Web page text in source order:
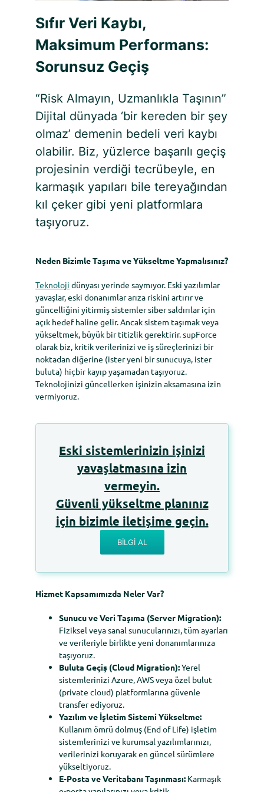
Sıfır Veri Kaybı,
Maksimum Performans:
Sorunsuz Geçiş
“Risk Almayın, Uzmanlıkla Taşının”
Dijital dünyada ‘bir kereden bir şey
olmaz’ demenin bedeli veri kaybı
olabilir. Biz, yüzlerce başarılı geçiş
projesinin verdiği tecrübeyle, en
karmaşık yapıları bile tereyağından
kıl çeker gibi yeni platformlara
taşıyoruz.
Neden Bizimle Taşıma ve Yükseltme Yapmalısınız?
Teknoloji dünyası yerinde saymıyor. Eski yazılımlar
yavaşlar, eski donanımlar arıza riskini artırır ve
güncelliğini yitirmiş sistemler siber saldırılar için
açık hedef haline gelir. Ancak sistem taşımak veya
yükseltmek, büyük bir titizlik gerektirir. supForce
olarak biz, kritik verilerinizi ve iş süreçlerinizi bir
noktadan diğerine (ister yeni bir sunucuya, ister
buluta) hiçbir kayıp yaşamadan taşıyoruz.
Teknolojinizi güncellerken işinizin aksamasına izin
vermiyoruz.
Eski sistemlerinizin işinizi
yavaşlatmasına izin
vermeyin.
Güvenli yükseltme planınız
için bizimle iletişime geçin.
BILGI AL
Hizmet Kapsamımızda Neler Var?
Sunucu ve Veri Taşıma (Server Migration):
Fiziksel veya sanal sunucularınızı, tüm ayarları
ve verileriyle birlikte yeni donanımlarınıza
taşıyoruz.
Buluta Geçiş (Cloud Migration):Yerel
sistemlerinizi Azure, AWS veya özel bulut
(private cloud) platformlarına güvenle
transfer ediyoruz.
Yazılım ve İşletim Sistemi Yükseltme:
Kullanım ömrü dolmuş (End of Life) işletim
sistemlerinizi ve kurumsal yazılımlarınızı,
verilerinizi koruyarak en güncel sürümlere
yükseltiyoruz.
E-Posta ve Veritabanı Taşınması: Karmaşık